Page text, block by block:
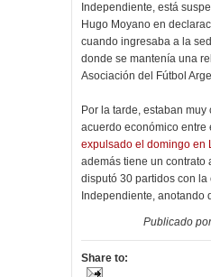
Independiente, está
Hugo Moyano en
cuando ingresaba a la
donde se mantenía una
Asociación del Fútbol
Por la tarde, estaban
acuerdo económico entre
expulsado el domingo en
además tiene un contrato
disputó 30 partidos con la
Independiente, anotando
Publicado
Share to: